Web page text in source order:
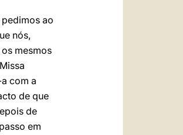
ao
nós,
mesmos
com a
de que
de
em